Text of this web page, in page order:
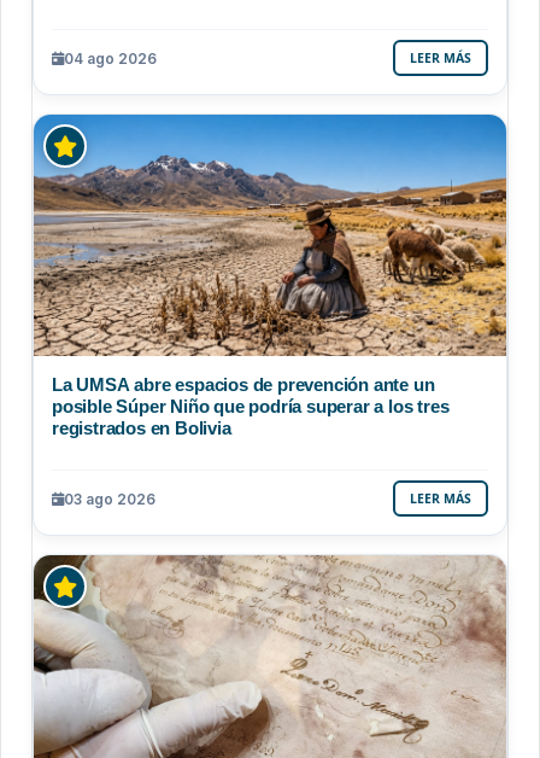
04 ago 2026 LEER MÁS
La UMSA abre espacios de prevención ante un
posible Súper Niño que podría superar a los tres
registrados en Bolivia
03 ago 2026 LEER MÁS